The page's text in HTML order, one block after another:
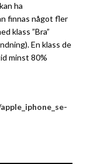
ha
finnas något fler
klass ”Bra”
En klass de
minst 80%